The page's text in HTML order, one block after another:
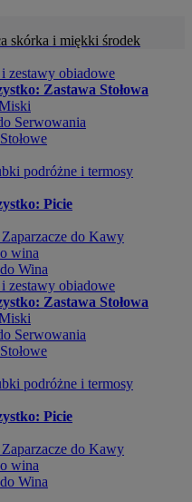
skórka i miękki środek
i zestawy obiadowe
Zastawa Stołowa
Serwowania
podróżne i termosy
Picie
do Kawy
wina
Wina
i zestawy obiadowe
Zastawa Stołowa
Serwowania
podróżne i termosy
Picie
do Kawy
wina
Wina